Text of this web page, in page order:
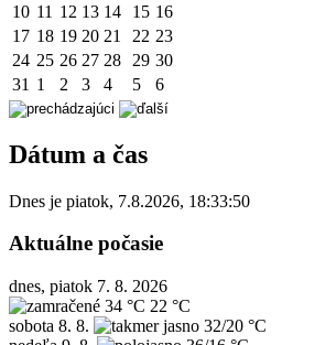
10 11 12 13 14 15 16
17 18 19 20 21 22 23
24 25 26 27 28 29 30
31 1 2 3 4 5 6
Dátum a čas
Dnes je piatok, 7.8.2026, 18:33:50
Aktuálne počasie
dnes, piatok 7. 8. 2026
34 °C 22 °C
sobota 8. 8.
32/20 °C